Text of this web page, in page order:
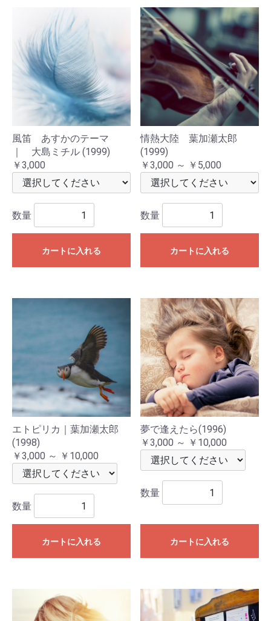
風笛 あすかのテーマ
｜ 大島ミチル (1999)
￥3,000
数量
カートに入れる
情熱大陸 葉加瀬太郎
(1999)
￥3,000 ～ ￥5,000
数量
カートに入れる
エトピリカ｜葉加瀬太郎
(1998)
￥3,000 ～ ￥10,000
数量
カートに入れる
夢で逢えたら(1996)
￥3,000 ～ ￥10,000
数量
カートに入れる